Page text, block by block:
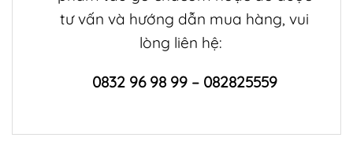
tư vấn và hướng dẫn mua hàng, vui
lòng liên hệ:
0832 96 98 99 – 082825559